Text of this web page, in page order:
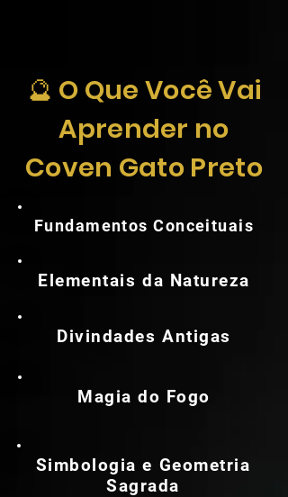
🔮 O Que Você Vai
Aprender no
Coven Gato Preto
Fundamentos Conceituais
Elementais da Natureza
Divindades Antigas
Magia do Fogo
Simbologia e Geometria
Sagrada